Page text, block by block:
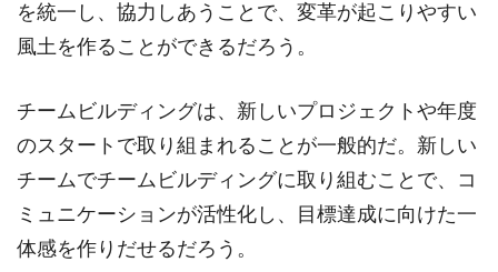
を統一し、協力しあうことで、変革が起こりやすい
風土を作ることができるだろう。
チームビルディングは、新しいプロジェクトや年度
のスタートで取り組まれることが一般的だ。新しい
チームでチームビルディングに取り組むことで、コ
ミュニケーションが活性化し、目標達成に向けた一
体感を作りだせるだろう。